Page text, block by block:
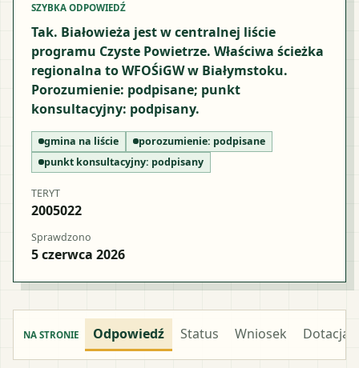
SZYBKA ODPOWIEDŹ
Tak. Białowieża jest w centralnej liście
programu Czyste Powietrze. Właściwa ścieżka
regionalna to WFOŚiGW w Białymstoku.
Porozumienie: podpisane; punkt
konsultacyjny: podpisany.
gmina na liście porozumienie: podpisane
punkt konsultacyjny: podpisany
TERYT
2005022
Sprawdzono
5 czerwca 2026
NA STRONIE Odpowiedź Status Wniosek Dotacja